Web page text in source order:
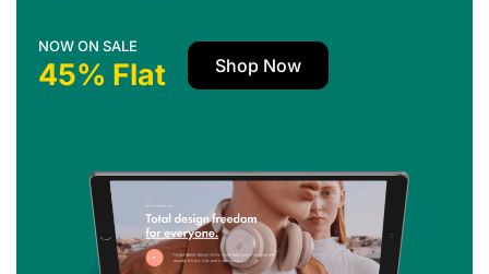
NOW ON SALE
45% Flat Shop Now